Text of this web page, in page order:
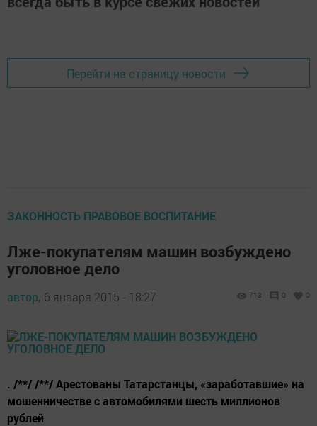
Перейти на страницу новости
ЗАКОННОСТЬ ПРАВОВОЕ ВОСПИТАНИЕ
Лже-покупателям машин возбуждено
уголовное дело
автор, 6 января 2015 - 18:27 713 0 0
. /**/ /**/ Арестованы Татарстанцы, «заработавшие» на
мошенничестве с автомобилями шесть миллионов
рублей